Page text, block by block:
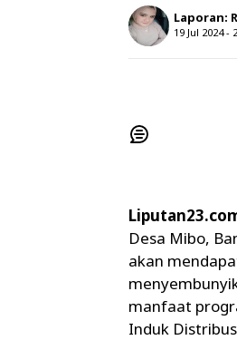
Laporan:
19 Jul 2024 -
Desa Mibo,
akan
manfaat
Induk